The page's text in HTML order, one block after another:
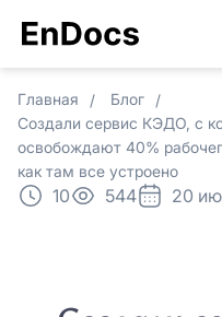
Главная
Блог
Создали сервис КЭДО, с
освобождают 40%
как там все устроено
10 544 20
Мы свяжемся
ФИО*
Название
Оцените
ФИО*